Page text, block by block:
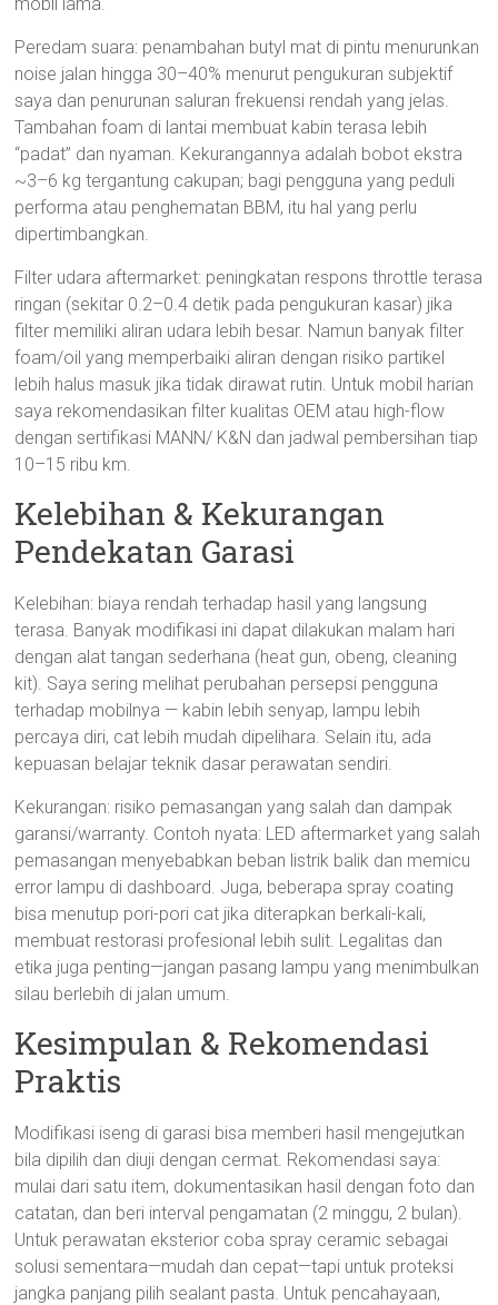
Peredam suara: penambahan butyl mat di pintu menurunkan
noise jalan hingga 30–40% menurut pengukuran subjektif
saya dan penurunan saluran frekuensi rendah yang jelas.
Tambahan foam di lantai membuat kabin terasa lebih
“padat” dan nyaman. Kekurangannya adalah bobot ekstra
~3–6 kg tergantung cakupan; bagi pengguna yang peduli
performa atau penghematan BBM, itu hal yang perlu
dipertimbangkan.
Filter udara aftermarket: peningkatan respons throttle terasa
ringan (sekitar 0.2–0.4 detik pada pengukuran kasar) jika
filter memiliki aliran udara lebih besar. Namun banyak filter
foam/oil yang memperbaiki aliran dengan risiko partikel
lebih halus masuk jika tidak dirawat rutin. Untuk mobil harian
saya rekomendasikan filter kualitas OEM atau high-flow
dengan sertifikasi MANN/ K&N dan jadwal pembersihan tiap
10–15 ribu km.
Kelebihan & Kekurangan
Pendekatan Garasi
Kelebihan: biaya rendah terhadap hasil yang langsung
terasa. Banyak modifikasi ini dapat dilakukan malam hari
dengan alat tangan sederhana (heat gun, obeng, cleaning
kit). Saya sering melihat perubahan persepsi pengguna
terhadap mobilnya — kabin lebih senyap, lampu lebih
percaya diri, cat lebih mudah dipelihara. Selain itu, ada
kepuasan belajar teknik dasar perawatan sendiri.
Kekurangan: risiko pemasangan yang salah dan dampak
garansi/warranty. Contoh nyata: LED aftermarket yang salah
pemasangan menyebabkan beban listrik balik dan memicu
error lampu di dashboard. Juga, beberapa spray coating
bisa menutup pori-pori cat jika diterapkan berkali-kali,
membuat restorasi profesional lebih sulit. Legalitas dan
etika juga penting—jangan pasang lampu yang menimbulkan
silau berlebih di jalan umum.
Kesimpulan & Rekomendasi
Praktis
Modifikasi iseng di garasi bisa memberi hasil mengejutkan
bila dipilih dan diuji dengan cermat. Rekomendasi saya:
mulai dari satu item, dokumentasikan hasil dengan foto dan
catatan, dan beri interval pengamatan (2 minggu, 2 bulan).
Untuk perawatan eksterior coba spray ceramic sebagai
solusi sementara—mudah dan cepat—tapi untuk proteksi
jangka panjang pilih sealant pasta. Untuk pencahayaan,